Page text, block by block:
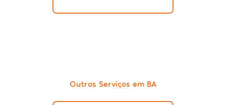
Outros Serviços em BA